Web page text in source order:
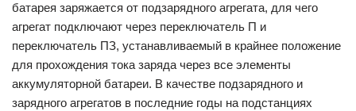
батарея заряжается от подзарядного агрегата, для чего
агрегат подключают через переключатель П и
переключатель ПЗ, устанавливаемый в крайнее положение
для прохождения тока заряда через все элементы
аккумуляторной батареи. В качестве подзарядного и
зарядного агрегатов в последние годы на подстанциях